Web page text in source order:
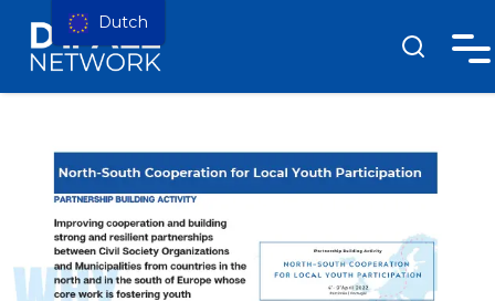
Dutch